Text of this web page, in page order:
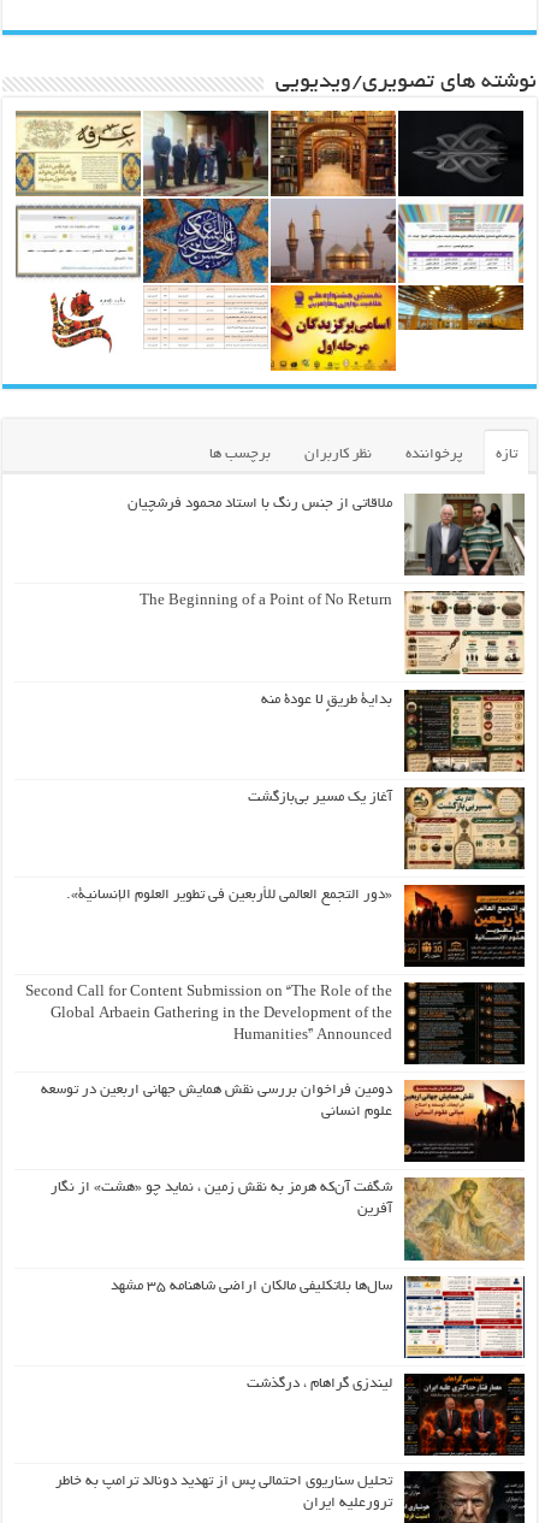
نوشته های تصویری/ویدیویی
تازه پرخواننده نظر کاربران برچسب ها
ملاقاتی از جنس رنگ با استاد محمود فرشچیان
The Beginning of a Point of No Return
بداية طريقٍ لا عودة منه
آغاز یک مسیر بی‌بازگشت
«دور التجمع العالمي للأربعين في تطوير العلوم الإنسانية».
Second Call for Content Submission on “The Role of the
Global Arbaein Gathering in the Development of the
Humanities” Announced
دومین فراخوان بررسی نقش همایش جهانی اربعین در توسعه
علوم انسانی
شگفت آن‌که هرمز به نقش زمین ، نماید چو «هشت» از نگار
آفرین
سال‌ها بلاتکلیفی مالکان اراضی شاهنامه ۳۵ مشهد
لیندزی گراهام ، درگذشت
تحلیل سناریوی احتمالی پس از تهدید دونالد ترامپ به خاطر
ترورعلیه ایران